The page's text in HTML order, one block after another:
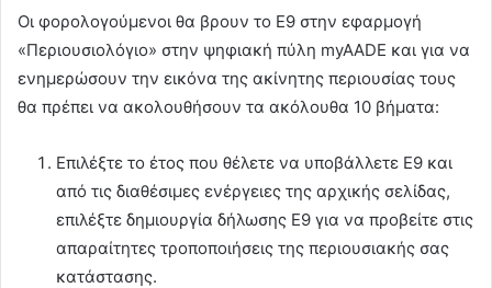
Οι φορολογούμενοι θα βρουν το Ε9 στην εφαρμογή
«Περιουσιολόγιο» στην ψηφιακή πύλη myAADE και για να
ενημερώσουν την εικόνα της ακίνητης περιουσίας τους
θα πρέπει να ακολουθήσουν τα ακόλουθα 10 βήματα:
Eπιλέξτε το έτος που θέλετε να υποβάλλετε Ε9 και
από τις διαθέσιμες ενέργειες της αρχικής σελίδας,
επιλέξτε δημιουργία δήλωσης Ε9 για να προβείτε στις
απαραίτητες τροποποιήσεις της περιουσιακής σας
κατάστασης.